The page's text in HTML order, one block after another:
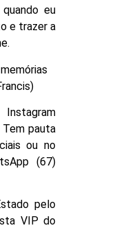
eu
e trazer a
Tem pauta
ou no
(67)
pelo
VIP do